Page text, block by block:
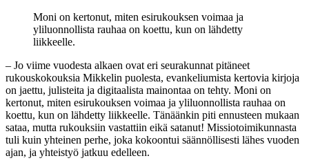
Moni on kertonut, miten esirukouksen voimaa ja
yliluonnollista rauhaa on koettu, kun on lähdetty
liikkeelle.
– Jo viime vuodesta alkaen ovat eri seurakunnat pitäneet
rukouskokouksia Mikkelin puolesta, evankeliumista kertovia kirjoja
on jaettu, julisteita ja digitaalista mainontaa on tehty. Moni on
kertonut, miten esirukouksen voimaa ja yliluonnollista rauhaa on
koettu, kun on lähdetty liikkeelle. Tänäänkin piti ennusteen mukaan
sataa, mutta rukouksiin vastattiin eikä satanut! Missiotoimikunnasta
tuli kuin yhteinen perhe, joka kokoontui säännöllisesti lähes vuoden
ajan, ja yhteistyö jatkuu edelleen.